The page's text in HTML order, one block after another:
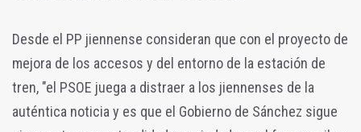
Desde el PP jiennense consideran que con el proyecto de
mejora de los accesos y del entorno de la estación de
tren, "el PSOE juega a distraer a los jiennenses de la
auténtica noticia y es que el Gobierno de Sánchez sigue